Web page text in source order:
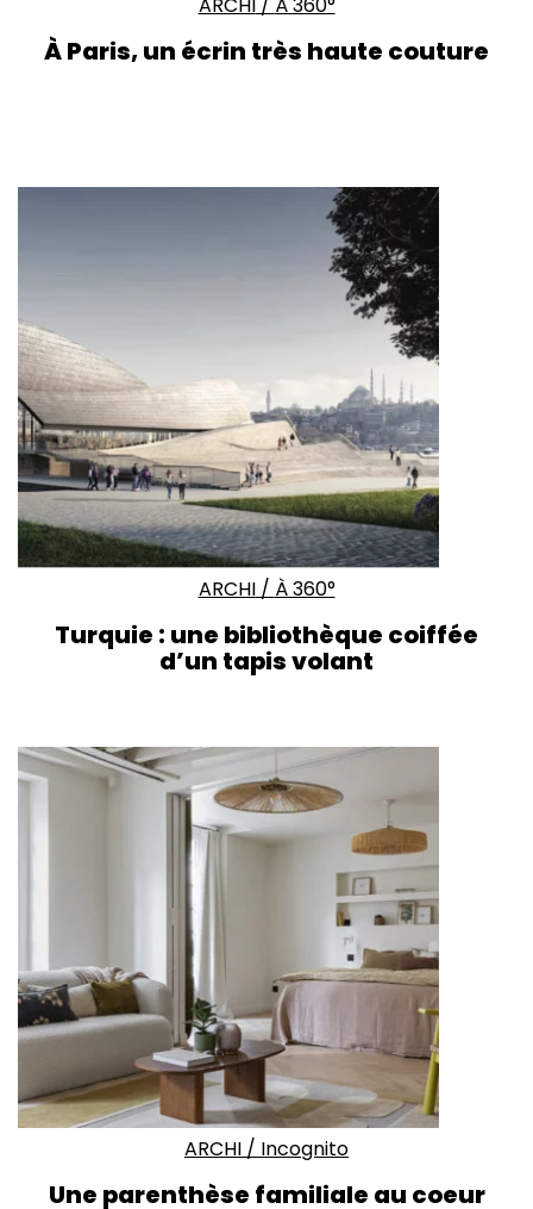
ARCHI/ À 360°
À Paris, un écrin très haute couture
ARCHI/ À 360°
Turquie : une bibliothèque coiffée
d’un tapis volant
ARCHI / Incognito
Une parenthèse familiale au coeur